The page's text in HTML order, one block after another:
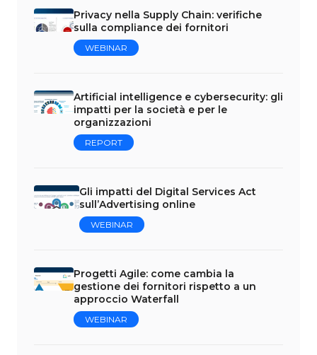
Privacy nella Supply Chain: verifiche
sulla compliance dei fornitori
WEBINAR
Artificial intelligence e cybersecurity: gli
impatti per la società e per le
organizzazioni
REPORT
Gli impatti del Digital Services Act
sull’Advertising online
WEBINAR
Progetti Agile: come cambia la
gestione dei fornitori rispetto a un
approccio Waterfall
WEBINAR